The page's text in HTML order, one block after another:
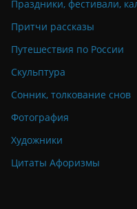
Праздники, фестивали,
Притчи рассказы
Путешествия по России
Скульптура
Сонник, толкование снов
Фотография
Художники
Цитаты Афоризмы